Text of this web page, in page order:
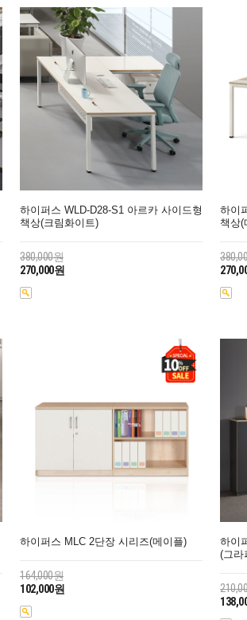
하이퍼스 WLD-D28-S1 아르카 사이드형
책상(크림화이트)
380,000원
270,000원
하이
책상(
하이퍼스 MLC 2단장 시리즈(메이플)
164,000원
102,000원
하이
(그라